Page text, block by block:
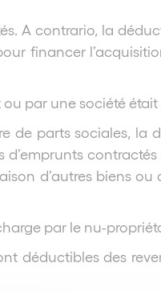
A contrario, la
financer
par une société était
de parts sociales, la
d’emprunts
d’autres biens ou
par le nu-
déductibles des